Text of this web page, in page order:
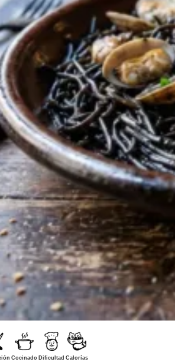
Cocinado Dificultad Calorías